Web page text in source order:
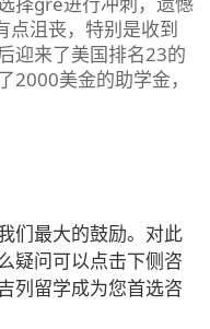
点沮丧，特别是收到
迎来了美国排名23的
2000美金的助学金，
们最大的鼓励。对此
疑问可以点击下侧咨
列留学成为您首选咨